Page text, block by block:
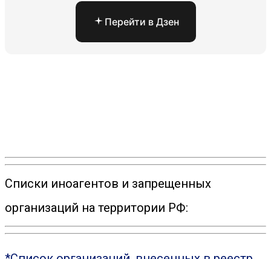
Перейти в Дзен
Списки иноагентов и запрещенных
организаций на территории РФ: